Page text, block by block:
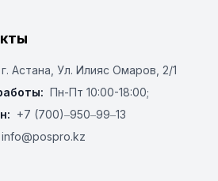
г. Астана, ​Ул. Илияс Омаров, 2/1
Пн-Пт 10:00-18:00;
+7 (700)‒950‒99‒13
info@pospro.kz